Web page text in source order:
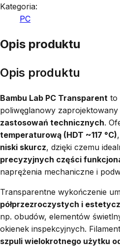
Kategoria:
PC
Opis produktu
Opis produktu
Bambu Lab PC Transparent to
poliwęglanowy zaprojektowany
zastosowań technicznych.
temperaturową (HDT ~117 °C),
niski skurcz, dzięki czemu
precyzyjnych części
naprężenia mechaniczne i
Transparentne wykończenie
półprzezroczystych i
np. obudów, elementów
okienek inspekcyjnych.
szpuli wielokrotnego użytku